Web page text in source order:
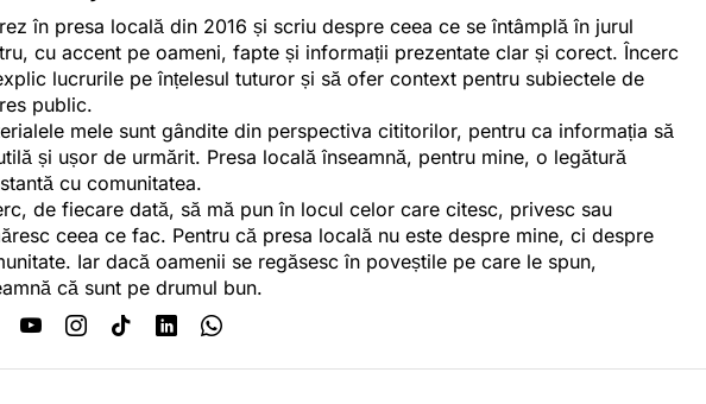
în presa locală din 2016 și scriu despre ceea ce se întâmplă în jurul
cu accent pe oameni, fapte și informații prezentate clar și corect. Încerc
lucrurile pe înțelesul tuturor și să ofer context pentru subiectele de
public.
mele sunt gândite din perspectiva cititorilor, pentru ca informația să
și ușor de urmărit. Presa locală înseamnă, pentru mine, o legătură
cu comunitatea.
de fiecare dată, să mă pun în locul celor care citesc, privesc sau
ceea ce fac. Pentru că presa locală nu este despre mine, ci despre
Iar dacă oamenii se regăsesc în poveștile pe care le spun,
că sunt pe drumul bun.